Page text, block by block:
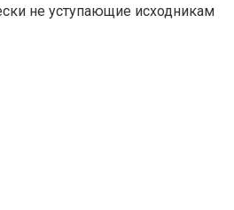
не уступающие исходникам